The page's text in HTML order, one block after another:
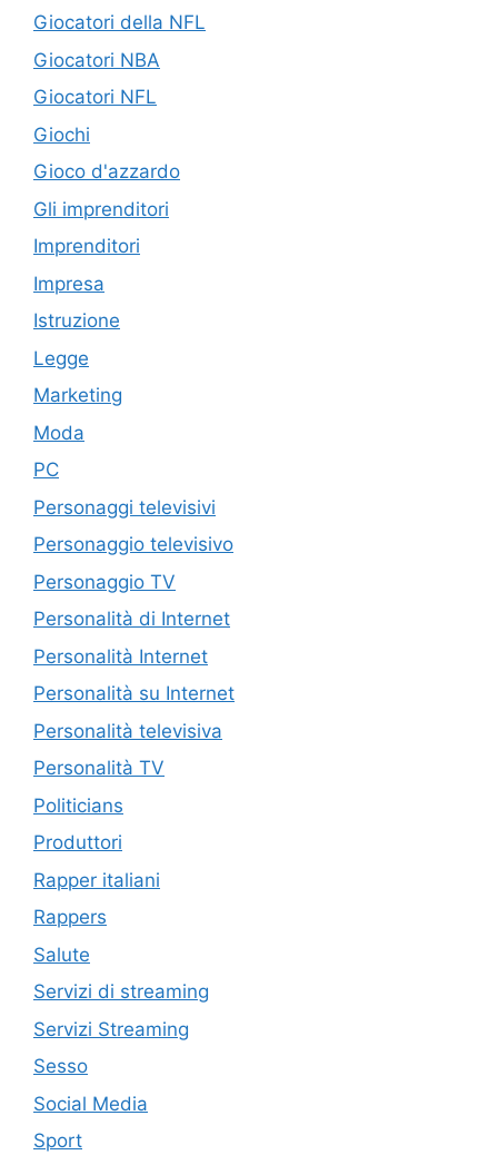
Giocatori della NFL
Giocatori NBA
Giocatori NFL
Giochi
Gioco d'azzardo
Gli imprenditori
Imprenditori
Impresa
Istruzione
Legge
Marketing
Moda
PC
Personaggi televisivi
Personaggio televisivo
Personaggio TV
Personalità di Internet
Personalità Internet
Personalità su Internet
Personalità televisiva
Personalità TV
Politicians
Produttori
Rapper italiani
Rappers
Salute
Servizi di streaming
Servizi Streaming
Sesso
Social Media
Sport